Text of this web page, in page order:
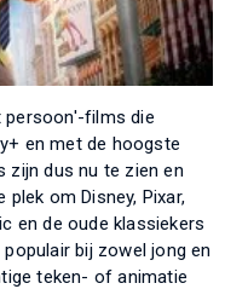
persoon'-films die
en met de hoogste
zijn dus nu te zien en
plek om Disney, Pixar,
en de oude klassiekers
bij zowel jong en
teken- of animatie